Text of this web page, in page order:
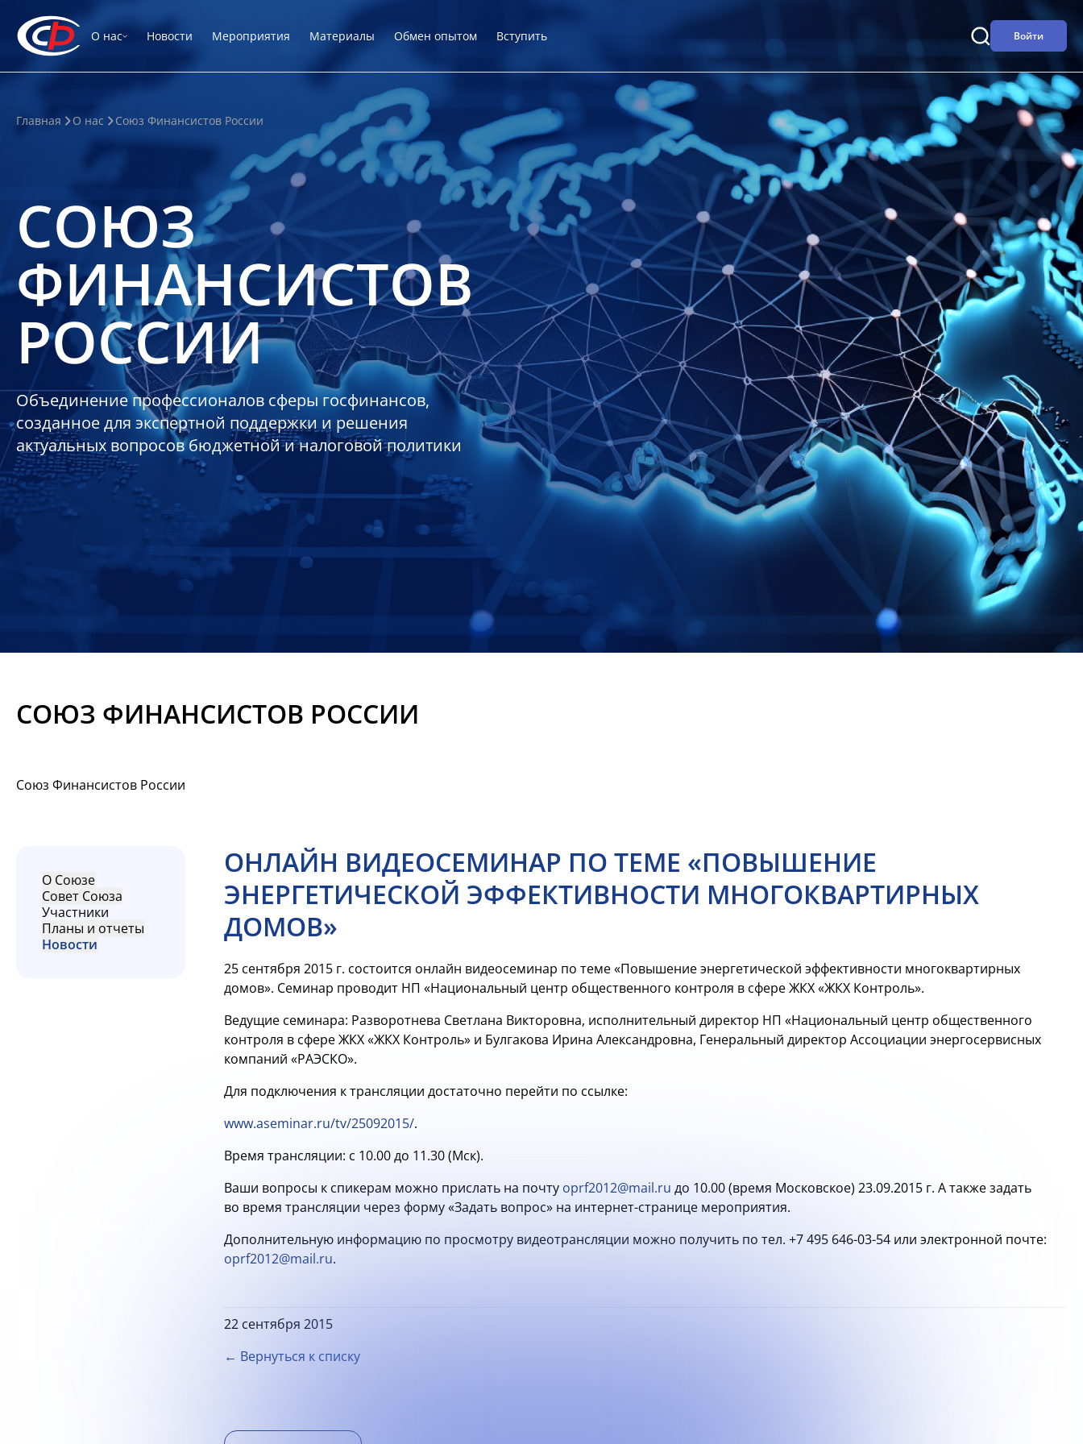
О нас Новости Мероприятия Материалы Обмен опытом Вступить Войти
Главная О нас Союз Финансистов России
СОЮЗ
ФИНАНСИСТОВ
РОССИИ
Объединение профессионалов сферы госфинансов,
созданное для экспертной поддержки и решения
актуальных вопросов бюджетной и налоговой политики
СОЮЗ ФИНАНСИСТОВ РОССИИ
Союз Финансистов России
О Союзе
Совет Союза
Участники
Планы и отчеты
Новости
ОНЛАЙН ВИДЕОСЕМИНАР ПО ТЕМЕ «ПОВЫШЕНИЕ
ЭНЕРГЕТИЧЕСКОЙ ЭФФЕКТИВНОСТИ МНОГОКВАРТИРНЫХ
ДОМОВ»
25 сентября 2015 г. состоится онлайн видеосеминар по теме «Повышение энергетической эффективности многоквартирных
домов». Семинар проводит НП «Национальный центр общественного контроля в сфере ЖКХ «ЖКХ Контроль».
Ведущие семинара: Разворотнева Светлана Викторовна, исполнительный директор НП «Национальный центр общественного
контроля в сфере ЖКХ «ЖКХ Контроль» и Булгакова Ирина Александровна, Генеральный директор Ассоциации энергосервисных
компаний «РАЭСКО».
Для подключения к трансляции достаточно перейти по ссылке:
www.aseminar.ru/tv/25092015/.
Время трансляции: с 10.00 до 11.30 (Мск).
Ваши вопросы к спикерам можно прислать на почту oprf2012@mail.ru до 10.00 (время Московское) 23.09.2015 г. А также задать
во время трансляции через форму «Задать вопрос» на интернет-странице мероприятия.
Дополнительную информацию по просмотру видеотрансляции можно получить по тел. +7 495 646-03-54 или электронной почте:
oprf2012@mail.ru.
22 сентября 2015
← Вернуться к списку